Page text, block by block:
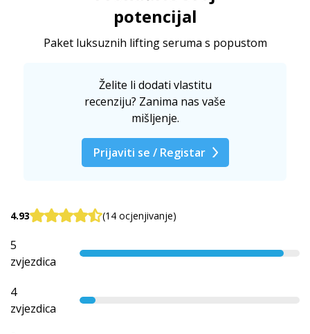
potencijal
Paket luksuznih lifting seruma s popustom
Želite li dodati vlastitu
recenziju? Zanima nas vaše
mišljenje.
Prijaviti se / Registar
4.93 (14 ocjenjivanje)
5
zvjezdica
4
zvjezdica